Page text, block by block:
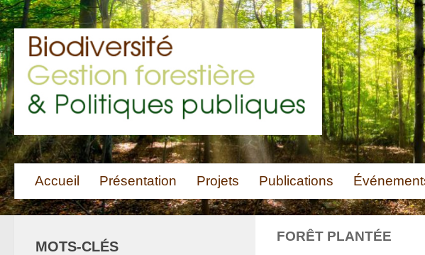
Skip to content
Accueil Présentation Projets Publications
FORÊT PLANTÉE
MOTS-CLÉS